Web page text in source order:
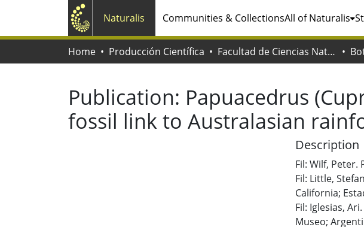
Naturalis Communities & CollectionsAll of Naturalis
Home Producción Científica Facultad de Ciencias Naturales y Museo
Publication: Papuacedrus
fossil link to Australasian
Description
Fil: Wilf, Peter.
Fil: Little,
California;
Fil: Iglesias,
Museo;